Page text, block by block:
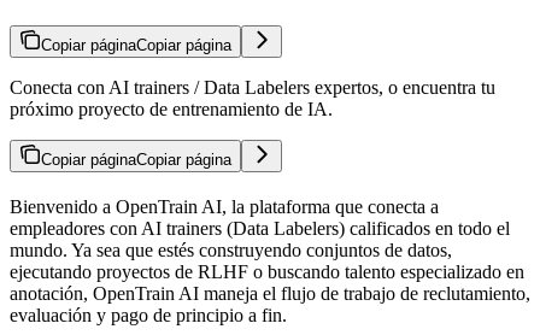
Copiar páginaCopiar página
Conecta con AI trainers / Data Labelers expertos, o encuentra tu
próximo proyecto de entrenamiento de IA.
Copiar páginaCopiar página
Bienvenido a OpenTrain AI, la plataforma que conecta a
empleadores con AI trainers (Data Labelers) calificados en todo el
mundo. Ya sea que estés construyendo conjuntos de datos,
ejecutando proyectos de RLHF o buscando talento especializado en
anotación, OpenTrain AI maneja el flujo de trabajo de reclutamiento,
evaluación y pago de principio a fin.